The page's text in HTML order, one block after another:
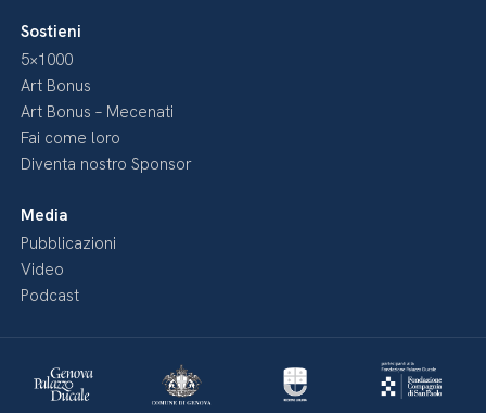
Sostieni
5×1000
Art Bonus
Art Bonus – Mecenati
Fai come loro
Diventa nostro Sponsor
Media
Pubblicazioni
Video
Podcast